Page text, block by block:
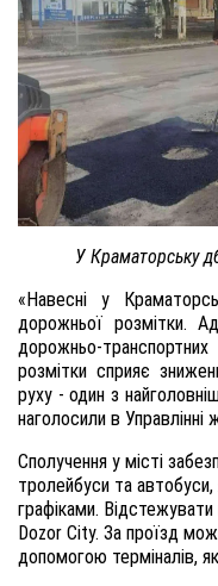
У Краматорську
«Навесні у
дорожньої розмітки.
дорожньо-
розмітки сприяє
руху - один з
наголосили в
Сполучення у місті
тролейбуси та
графіками.
Dozor City. За проїзд
допомогою терміналів,